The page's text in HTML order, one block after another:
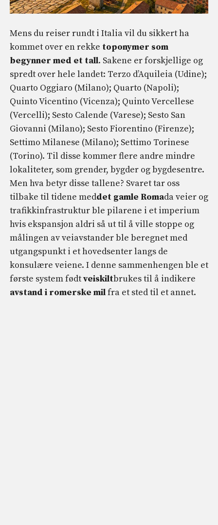
Mens du reiser rundt i Italia vil du sikkert ha
kommet over en rekke toponymer som
begynner med et tall. Sakene er forskjellige og
spredt over hele landet: Terzo d’Aquileia (Udine);
Quarto Oggiaro (Milano); Quarto (Napoli);
Quinto Vicentino (Vicenza); Quinto Vercellese
(Vercelli); Sesto Calende (Varese); Sesto San
Giovanni (Milano); Sesto Fiorentino (Firenze);
Settimo Milanese (Milano); Settimo Torinese
(Torino). Til disse kommer flere andre mindre
lokaliteter, som grender, bygder og bygdesentre.
Men hva betyr disse tallene? Svaret tar oss
tilbake til tidene meddet gamle Romada veier og
trafikkinfrastruktur ble pilarene i et imperium
hvis ekspansjon aldri så ut til å ville stoppe og
målingen av veiavstander ble beregnet med
utgangspunkt i et hovedsenter langs de
konsulære veiene. I denne sammenhengen ble et
første system fødtveiskiltbrukes til å indikere
avstand i romerske milfra et sted til et annet.